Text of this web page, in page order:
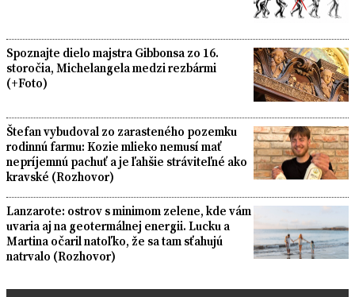
Spoznajte dielo majstra Gibbonsa zo 16.
storočia, Michelangela medzi rezbármi
(+Foto)
Štefan vybudoval zo zarasteného pozemku
rodinnú farmu: Kozie mlieko nemusí mať
nepríjemnú pachuť a je ľahšie stráviteľné ako
kravské (Rozhovor)
Lanzarote: ostrov s minimom zelene, kde vám
uvaria aj na geotermálnej energii. Lucku a
Martina očaril natoľko, že sa tam sťahujú
natrvalo (Rozhovor)